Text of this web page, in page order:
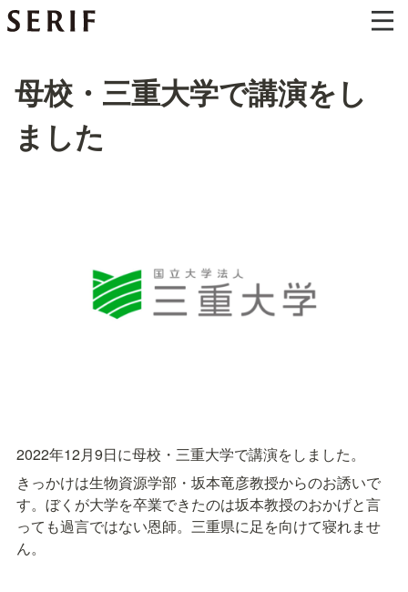
母校・三重大学で講演をし
ました
2022年12月9日に母校・三重大学で講演をしました。
きっかけは生物資源学部・坂本竜彦教授からのお誘いで
す。ぼくが大学を卒業できたのは坂本教授のおかげと言
っても過言ではない恩師。三重県に足を向けて寝れませ
ん。